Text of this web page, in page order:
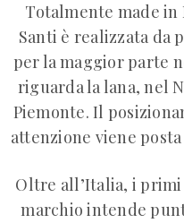
Totalmente made in
Santi è realizzata
per la maggior parte
riguarda la lana, nel
Piemonte. Il
attenzione viene
Oltre all’Italia, i primi
marchio intende